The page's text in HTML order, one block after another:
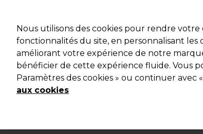
Marques Bons plans Coiffure Electro et
Livraison et délais
Nous utilisons des cookies pour rendre
fonctionnalités du site, en personnalisant
améliorant votre expérience de notre
bénéficier de cette expérience fluide. Vous
Paramètres des cookies » ou continuer avec
aux cookies